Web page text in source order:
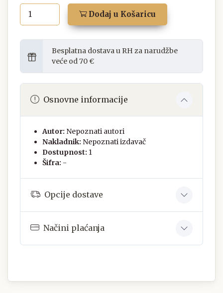
Dodaj u Košaricu
Besplatna dostava u RH za narudžbe
veće od 70 €
Osnovne informacije
Autor: Nepoznati autori
Nakladnik: Nepoznati izdavač
Dostupnost: 1
Šifra: -
Opcije dostave
Načini plaćanja